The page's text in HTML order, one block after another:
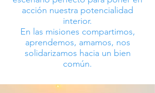
acción nuestra potencialidad
interior.
En las misiones compartimos,
aprendemos, amamos, nos
solidarizamos hacia un bien
común.